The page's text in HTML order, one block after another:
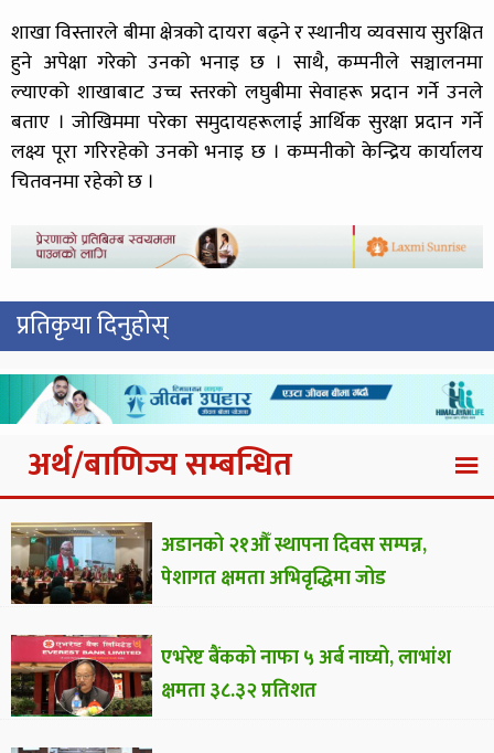
शाखा विस्तारले बीमा क्षेत्रको दायरा बढ्ने र स्थानीय व्यवसाय सुरक्षित
हुने अपेक्षा गरेको उनको भनाइ छ । साथै, कम्पनीले सञ्चालनमा
ल्याएको शाखाबाट उच्च स्तरको लघुबीमा सेवाहरू प्रदान गर्ने उनले
बताए । जोखिममा परेका समुदायहरूलाई आर्थिक सुरक्षा प्रदान गर्ने
लक्ष्य पूरा गरिरहेको उनको भनाइ छ । कम्पनीको केन्द्रिय कार्यालय
चितवनमा रहेको छ ।
प्रतिकृया दिनुहोस्
अर्थ/बाणिज्य सम्बन्धित
अडानको २१औँ स्थापना दिवस सम्पन्न,
पेशागत क्षमता अभिवृद्धिमा जोड
एभरेष्ट बैंकको नाफा ५ अर्ब नाघ्यो, लाभांश
क्षमता ३८.३२ प्रतिशत